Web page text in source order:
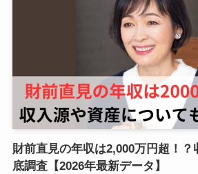
財前直見の年収は2,000万円超！？
底調査【2026年最新データ】